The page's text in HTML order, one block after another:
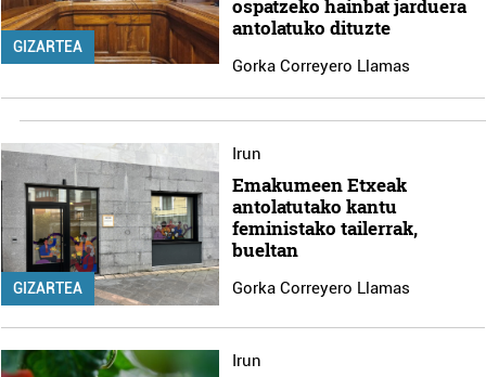
GIZARTEA
ospatzeko hainbat jarduera
antolatuko dituzte
Gorka Correyero Llamas
GIZARTEA
Irun
Emakumeen Etxeak
antolatutako kantu
feministako tailerrak,
bueltan
Gorka Correyero Llamas
Irun